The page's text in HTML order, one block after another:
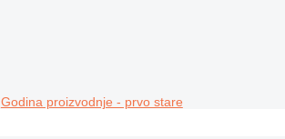
Godina proizvodnje - prvo stare